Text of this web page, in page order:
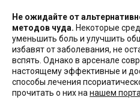
Не ожидайте от
методов чуда. Некоторые
уменьшить боль и улучшить
избавят от заболевания, не
вспять. Однако в арсенале
настоящему эффективные и
способы лечения
прочитать о них на нашем